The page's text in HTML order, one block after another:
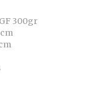
300gr